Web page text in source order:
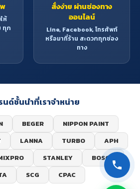
ห้
ทุก
สั่งง่าย ผ่านช่องทาง
ออนไลน์
Line, Facebook, โทรศัพท์
หรือมาที่ร้าน สะดวกทุกช่อง
ทาง
ด์ชั้นนำที่เราจำหน่าย
BEGER
NIPPON PAINT
LANNA TURBO
APH
STANLEY
BOSCH
SCG CPAC